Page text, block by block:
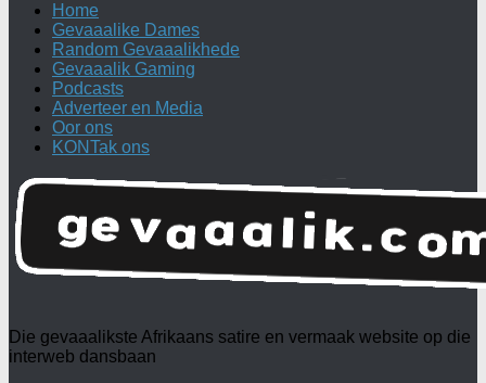
Home
Gevaaalike Dames
Random Gevaaalikhede
Gevaaalik Gaming
Podcasts
Adverteer en Media
Oor ons
KONTak ons
Die gevaaalikste Afrikaans satire en vermaak website op die
interweb dansbaan